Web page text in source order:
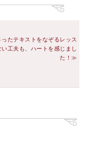
ったテキストをなぞるレッス
い工夫も、ハートを感じまし
た！